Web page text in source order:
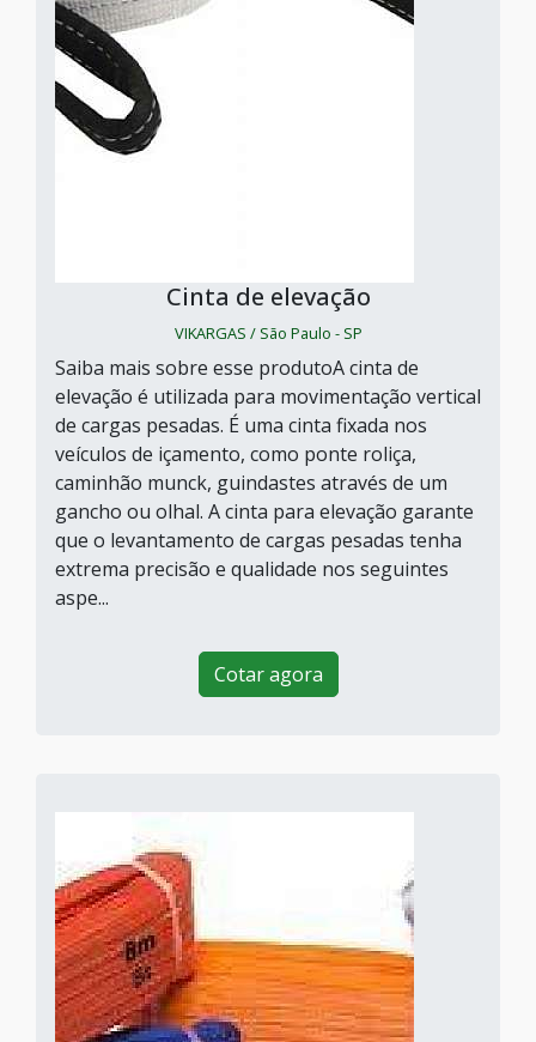
Cinta de elevação
VIKARGAS / São Paulo - SP
Saiba mais sobre esse produtoA cinta de
elevação é utilizada para movimentação vertical
de cargas pesadas. É uma cinta fixada nos
veículos de içamento, como ponte roliça,
caminhão munck, guindastes através de um
gancho ou olhal. A cinta para elevação garante
que o levantamento de cargas pesadas tenha
extrema precisão e qualidade nos seguintes
aspe...
Cotar agora